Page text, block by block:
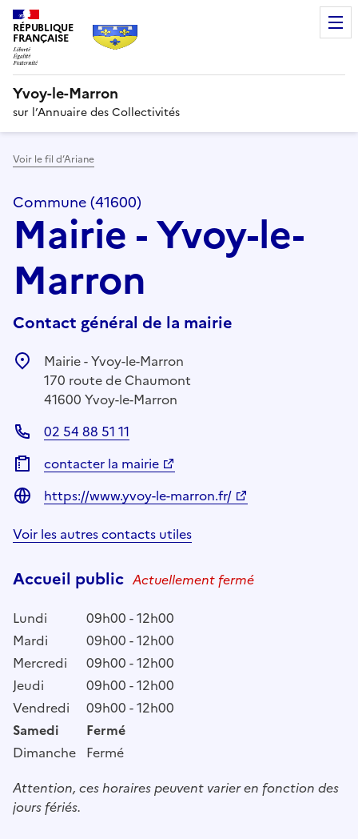
RÉPUBLIQUE
FRANÇAISE
Yvoy-le-Marron
sur l’Annuaire des Collectivités
Voir le fil d’Ariane
Commune (41600)
Mairie - Yvoy-le-
Marron
Contact général de la mairie
Mairie - Yvoy-le-Marron
170 route de Chaumont
41600 Yvoy-le-Marron
02 54 88 51 11
contacter la mairie
https://www.yvoy-le-marron.fr/
Voir les autres contacts utiles
Accueil public Actuellement fermé
Lundi
09h00 - 12h00
Mardi
09h00 - 12h00
Mercredi
09h00 - 12h00
Jeudi
09h00 - 12h00
Vendredi
09h00 - 12h00
Samedi
Fermé
Dimanche Fermé
Attention, ces horaires peuvent varier en fonction des
jours fériés.